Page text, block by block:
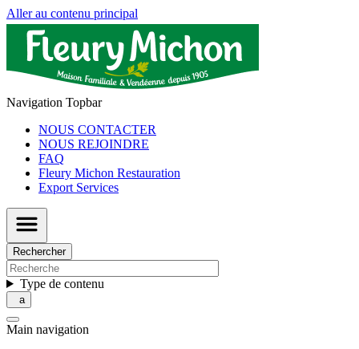
Aller au contenu principal
Navigation Topbar
NOUS CONTACTER
NOUS REJOINDRE
FAQ
Fleury Michon Restauration
Export Services
Rechercher
Type de contenu
Main navigation